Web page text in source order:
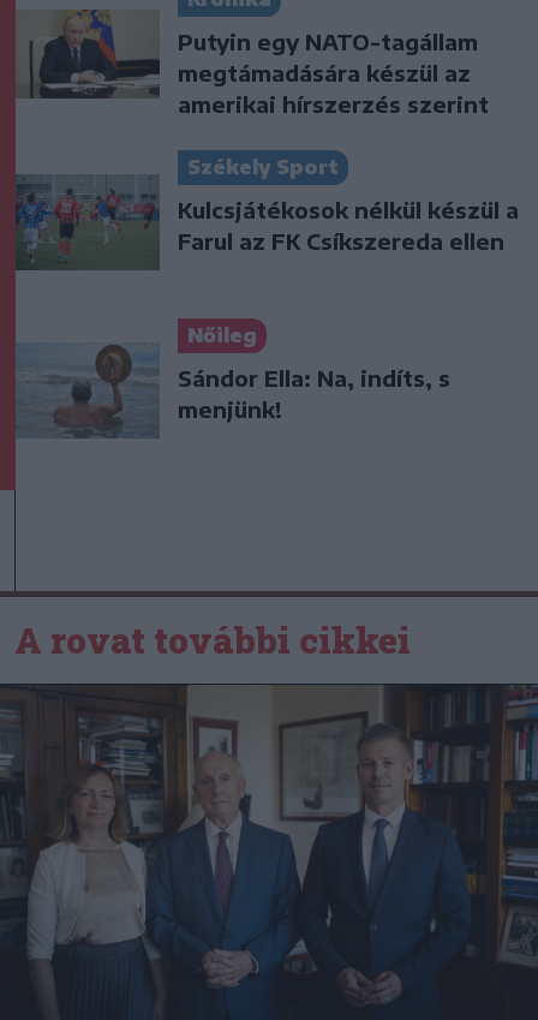
Putyin egy NATO-tagállam
megtámadására készül az
amerikai hírszerzés szerint
Székely Sport
Kulcsjátékosok nélkül készül a
Farul az FK Csíkszereda ellen
Nőileg
Sándor Ella: Na, indíts, s
menjünk!
A rovat további cikkei